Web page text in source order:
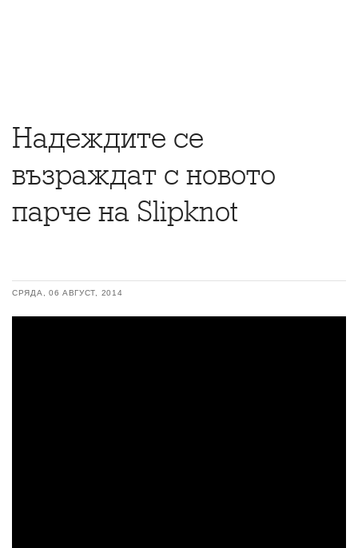
Надеждите се
възраждат с новото
парче на Slipknot
СРЯДА, 06 АВГУСТ, 2014